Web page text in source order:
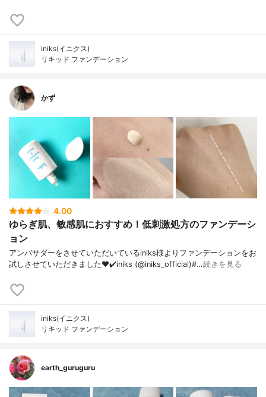
iniks(イニクス)
リキッド ファンデーション
かず
4.00
ゆらぎ肌、敏感肌におすすめ！低刺激処方のファンデーシ
ョン
アンバサダーをさせていただいているiniks様より ファンデーションをお
試しさせていただきました❤︎ ✔️iniks (@iniks_official)#…続きを見る
iniks(イニクス)
リキッド ファンデーション
earth_guruguru